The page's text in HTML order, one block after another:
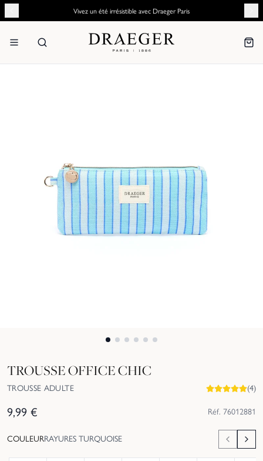
Vivez un été irrésistible avec Draeger Paris
TROUSSE OFFICE CHIC
TROUSSE ADULTE (4)
9,99 € Réf. 76012881
COULEURRAYURES TURQUOISE